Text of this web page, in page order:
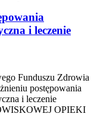
i leczenie
Funduszu Zdrowia
postępowania
i leczenie
OPIEKI